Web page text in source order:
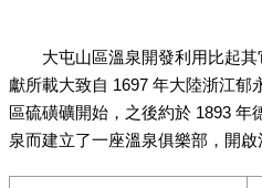
大屯山區溫泉開發利用比起其
獻所載大致自 1697 年大陸浙江郁
區硫磺礦開始，之後約於 1893 年
泉而建立了一座溫泉俱樂部，開啟